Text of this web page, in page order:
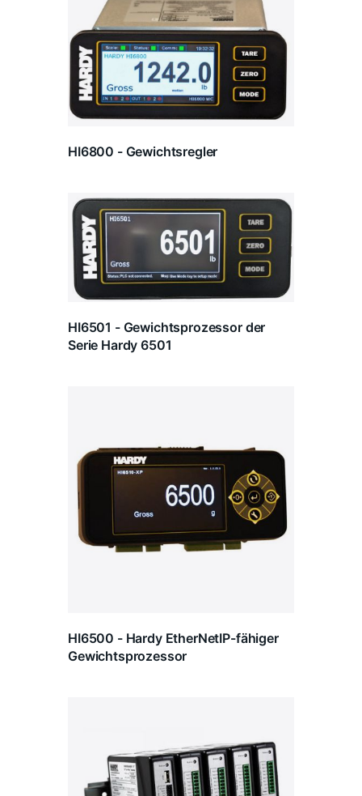
HI6800 - Gewichtsregler
HI6501 - Gewichtsprozessor der
Serie Hardy 6501
HI6500 - Hardy EtherNetIP-fähiger
Gewichtsprozessor